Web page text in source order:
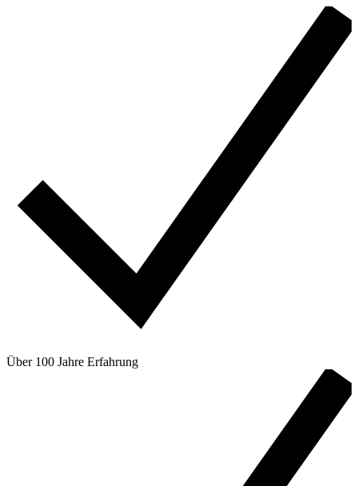
Über 100 Jahre Erfahrung